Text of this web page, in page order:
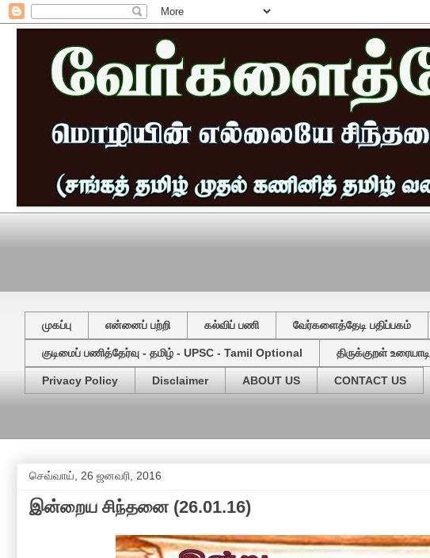
முகப்பு என்னைப் பற்றி கல்விப் பணி வேர்களைத்தேடி பதிப்பகம்
குடிமைப் பணித்தேர்வு - தமிழ் - UPSC - Tamil Optional திருக்குறள் உரையாடி
Privacy Policy Disclaimer ABOUT US CONTACT US
செவ்வாய், 26 ஜனவரி, 2016
இன்றைய சிந்தனை (26.01.16)